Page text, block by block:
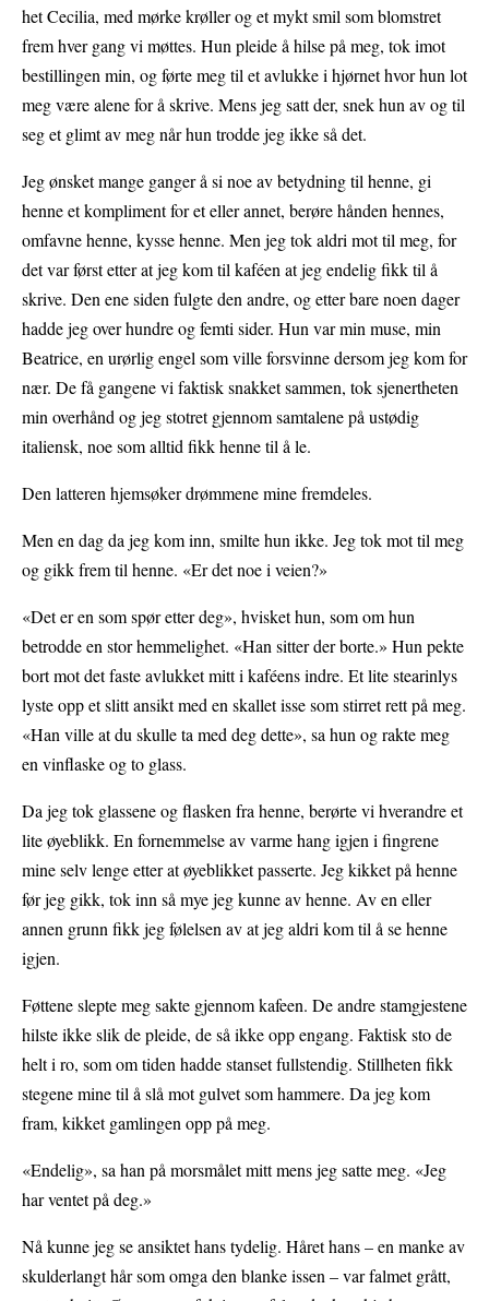
het Cecilia, med mørke krøller og et mykt smil som blomstret
frem hver gang vi møttes. Hun pleide å hilse på meg, tok imot
bestillingen min, og førte meg til et avlukke i hjørnet hvor hun lot
meg være alene for å skrive. Mens jeg satt der, snek hun av og til
seg et glimt av meg når hun trodde jeg ikke så det.
Jeg ønsket mange ganger å si noe av betydning til henne, gi
henne et kompliment for et eller annet, berøre hånden hennes,
omfavne henne, kysse henne. Men jeg tok aldri mot til meg, for
det var først etter at jeg kom til kaféen at jeg endelig fikk til å
skrive. Den ene siden fulgte den andre, og etter bare noen dager
hadde jeg over hundre og femti sider. Hun var min muse, min
Beatrice, en urørlig engel som ville forsvinne dersom jeg kom for
nær. De få gangene vi faktisk snakket sammen, tok sjenertheten
min overhånd og jeg stotret gjennom samtalene på ustødig
italiensk, noe som alltid fikk henne til å le.
Den latteren hjemsøker drømmene mine fremdeles.
Men en dag da jeg kom inn, smilte hun ikke. Jeg tok mot til meg
og gikk frem til henne. «Er det noe i veien?»
«Det er en som spør etter deg», hvisket hun, som om hun
betrodde en stor hemmelighet. «Han sitter der borte.» Hun pekte
bort mot det faste avlukket mitt i kaféens indre. Et lite stearinlys
lyste opp et slitt ansikt med en skallet isse som stirret rett på meg.
«Han ville at du skulle ta med deg dette», sa hun og rakte meg
en vinflaske og to glass.
Da jeg tok glassene og flasken fra henne, berørte vi hverandre et
lite øyeblikk. En fornemmelse av varme hang igjen i fingrene
mine selv lenge etter at øyeblikket passerte. Jeg kikket på henne
før jeg gikk, tok inn så mye jeg kunne av henne. Av en eller
annen grunn fikk jeg følelsen av at jeg aldri kom til å se henne
igjen.
Føttene slepte meg sakte gjennom kafeen. De andre stamgjestene
hilste ikke slik de pleide, de så ikke opp engang. Faktisk sto de
helt i ro, som om tiden hadde stanset fullstendig. Stillheten fikk
stegene mine til å slå mot gulvet som hammere. Da jeg kom
fram, kikket gamlingen opp på meg.
«Endelig», sa han på morsmålet mitt mens jeg satte meg. «Jeg
har ventet på deg.»
Nå kunne jeg se ansiktet hans tydelig. Håret hans – en manke av
skulderlangt hår som omga den blanke issen – var falmet grått,